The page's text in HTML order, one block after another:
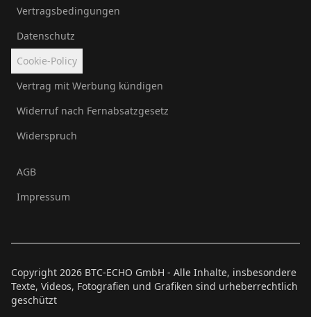
Vertragsbedingungen
Datenschutz
Cookie-Policy
Vertrag mit Werbung kündigen
Widerruf nach Fernabsatzgesetz
Widerspruch
AGB
Impressum
Copyright 2026 BTC-ECHO GmbH - Alle Inhalte, insbesondere
Texte, Videos, Fotografien und Grafiken sind urheberrechtlich
geschützt